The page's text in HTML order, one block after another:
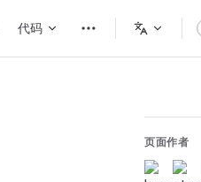
代码
页面作者